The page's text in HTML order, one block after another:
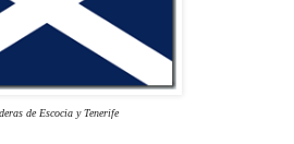
de Escocia y Tenerife